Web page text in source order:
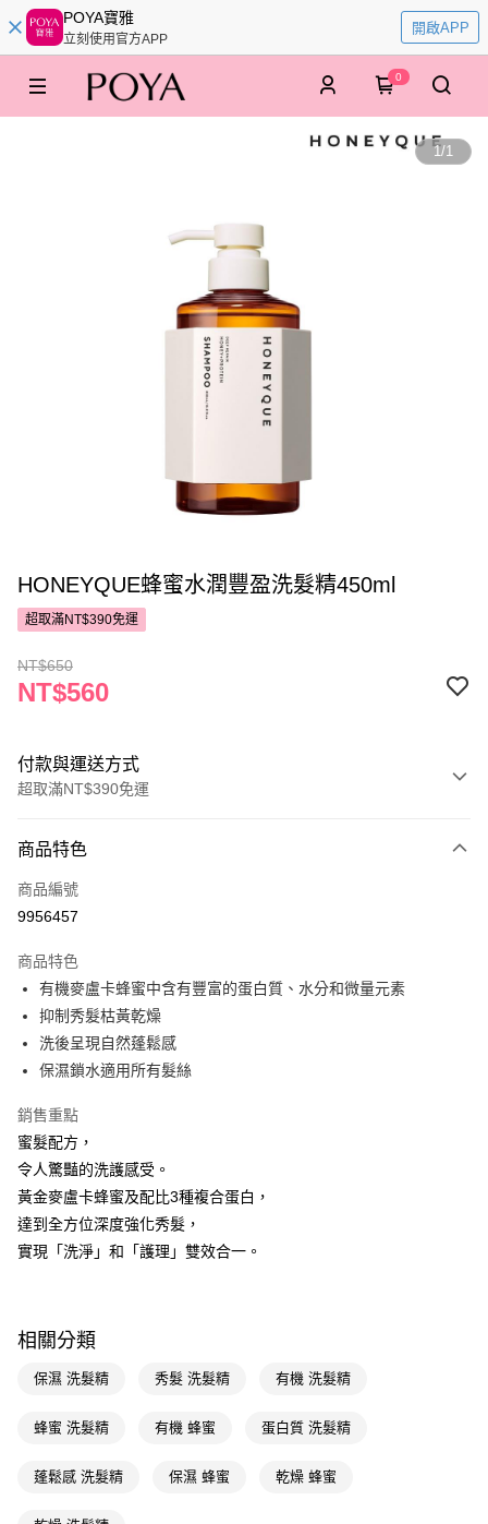
POYA寶雅
立刻使用官方APP
開啟APP
0
1/1
HONEYQUE蜂蜜水潤豐盈洗髮精450ml
超取滿NT$390免運
NT$650
NT$560
付款與運送方式
超取滿NT$390免運
POYA支付
信用卡一次付款
LINE Pay
Apple Pay
街口支付
悠遊付
Google Pay
【關於「AFTEE先享後付」】
AFTEE先享後付是「在收到商品之後才付款」的支付方式。 讓您購物簡單
３．安心：先確認商品／服務後，再付款。
【「AFTEE先享後付」結帳流程】
２．訂單成立數日內，您將收到繳費通知簡訊。
ATM／網路銀行／等多元方式進行付款，方視為交易完成。
即享券
全家取貨付款
每筆NT$65，滿NT$390(含以上)免運費
萊爾富取貨付款
商品特色
商品編號
9956457
商品特色
有機麥盧卡蜂蜜中含有豐富的蛋白質、水分和微量元素
抑制秀髮枯黃乾燥
洗後呈現自然蓬鬆感
保濕鎖水適用所有髮絲
銷售重點
蜜髮配方，
令人驚豔的洗護感受。
黃金麥盧卡蜂蜜及配比3種複合蛋白，
達到全方位深度強化秀髮，
實現「洗淨」和「護理」雙效合一。
相關分類
保濕 洗髮精 秀髮 洗髮精 有機 洗髮精
蜂蜜 洗髮精 有機 蜂蜜 蛋白質 洗髮精
蓬鬆感 洗髮精 保濕 蜂蜜 乾燥 蜂蜜